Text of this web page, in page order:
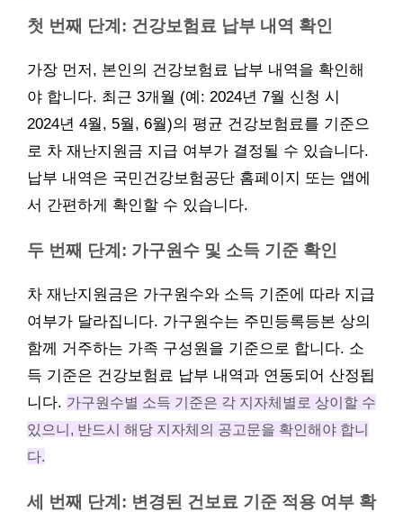
첫 번째 단계: 건강보험료 납부 내역 확인
가장 먼저, 본인의 건강보험료 납부 내역을 확인해
야 합니다. 최근 3개월 (예: 2024년 7월 신청 시
2024년 4월, 5월, 6월)의 평균 건강보험료를 기준으
로 차 재난지원금 지급 여부가 결정될 수 있습니다.
납부 내역은 국민건강보험공단 홈페이지 또는 앱에
서 간편하게 확인할 수 있습니다.
두 번째 단계: 가구원수 및 소득 기준 확인
차 재난지원금은 가구원수와 소득 기준에 따라 지급
여부가 달라집니다. 가구원수는 주민등록등본 상의
함께 거주하는 가족 구성원을 기준으로 합니다. 소
득 기준은 건강보험료 납부 내역과 연동되어 산정됩
니다. 가구원수별 소득 기준은 각 지자체별로 상이할 수
있으니, 반드시 해당 지자체의 공고문을 확인해야 합니
다.
세 번째 단계: 변경된 건보료 기준 적용 여부 확